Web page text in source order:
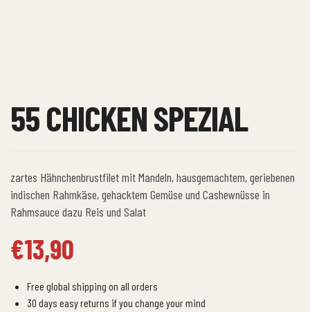
55 CHICKEN SPEZIAL
zartes Hähnchenbrustfilet mit Mandeln, hausgemachtem, geriebenen
indischen Rahmkäse, gehacktem Gemüse und Cashewnüsse in
Rahmsauce dazu Reis und Salat
€13,90
Free global shipping on all orders
30 days easy returns if you change your mind